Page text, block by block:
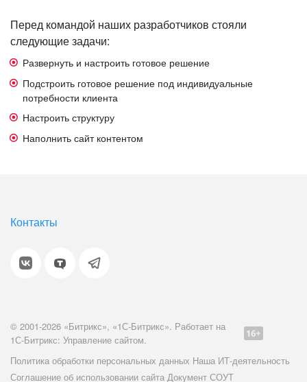
Перед командой наших разработчиков стояли
следующие задачи:
Развернуть и настроить готовое решение
Подстроить готовое решение под индивидуальные
потребности клиента
Настроить структуру
Наполнить сайт контентом
Контакты
© 2001-2026 «Битрикс», «1С-Битрикс». Работает на
1С-Битрикс: Управление сайтом.
Политика обработки персональных данных Наша ИТ-деятельность
Соглашение об использовании сайта Документ СОУТ